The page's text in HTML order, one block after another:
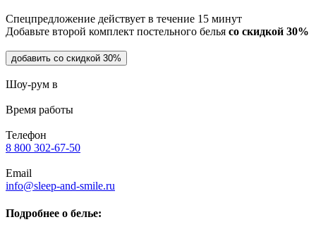
Спецпредложение действует в течение 15 минут
Добавьте второй комплект постельного белья со скидкой 30%
добавить со скидкой 30%
Шоу-рум в
Время работы
Телефон
8 800 302-67-50
Email
info@sleep-and-smile.ru
Подробнее о белье: